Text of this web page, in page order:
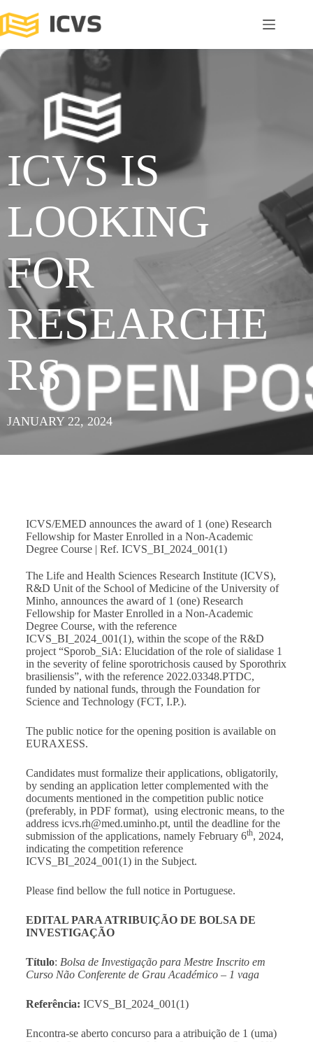
ICVS IS
LOOKING
FOR
RESEARCHE
RS
JANUARY 22, 2024
ICVS/EMED announces the award of 1 (one) Research
Fellowship for Master Enrolled in a Non-Academic
Degree Course | Ref. ICVS_BI_2024_001(1)
The Life and Health Sciences Research Institute (ICVS),
R&D Unit of the School of Medicine of the University of
Minho, announces the award of 1 (one) Research
Fellowship for Master Enrolled in a Non-Academic
Degree Course, with the reference
ICVS_BI_2024_001(1), within the scope of the R&D
project “Sporob_SiA: Elucidation of the role of sialidase 1
in the severity of feline sporotrichosis caused by Sporothrix
brasiliensis”, with the reference 2022.03348.PTDC,
funded by national funds, through the Foundation for
Science and Technology (FCT, I.P.).
The public notice for the opening position is available on
EURAXESS.
Candidates must formalize their applications, obligatorily,
by sending an application letter complemented with the
documents mentioned in the competition public notice
(preferably, in PDF format), using electronic means, to the
address icvs.rh@med.uminho.pt, until the deadline for the
submission of the applications, namely February 6th, 2024,
indicating the competition reference
ICVS_BI_2024_001(1) in the Subject.
Please find bellow the full notice in Portuguese.
EDITAL PARA ATRIBUIÇÃO DE BOLSA DE
INVESTIGAÇÃO
Título: Bolsa de Investigação para Mestre Inscrito em
Curso Não Conferente de Grau Académico – 1 vaga
Referência: ICVS_BI_2024_001(1)
Encontra-se aberto concurso para a atribuição de 1 (uma)